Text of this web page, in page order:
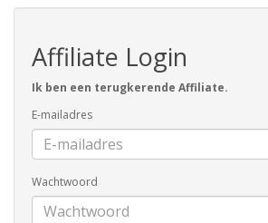
Affiliate Login
Ik ben een terugkerende Affiliate.
E-mailadres
Wachtwoord